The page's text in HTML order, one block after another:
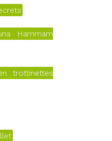
Hammam
trottinettes